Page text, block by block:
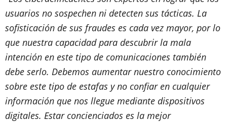
usuarios no sospechen ni detecten sus tácticas. La
sofisticación de sus fraudes es cada vez mayor, por lo
que nuestra capacidad para descubrir la mala
intención en este tipo de comunicaciones también
debe serlo. Debemos aumentar nuestro conocimiento
sobre este tipo de estafas y no confiar en cualquier
información que nos llegue mediante dispositivos
digitales. Estar concienciados es la mejor